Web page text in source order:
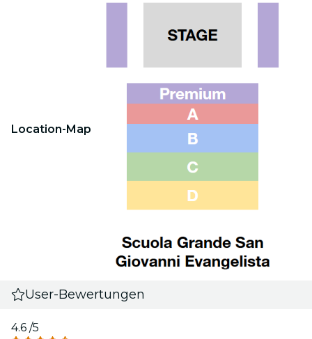
Location-Map
User-Bewertungen
4.6 /5